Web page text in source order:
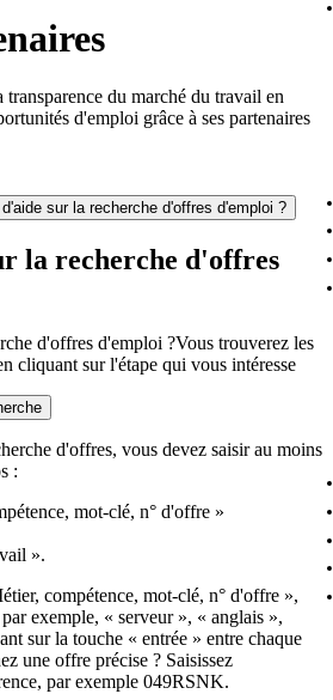
du marché du travail en
d'emploi grâce à ses partenaires
sur la recherche d'offres d'emploi ?
la recherche d'offres
d'offres d'emploi ?Vous trouverez les
cliquant sur l'étape qui vous intéresse
d'offres, vous devez saisir au moins
:
mot-clé, n° d'offre »
».
compétence, mot-clé, n° d'offre »,
exemple, « serveur », « anglais »,
sur la touche « entrée » entre chaque
une offre précise ? Saisissez
par exemple 049RSNK.